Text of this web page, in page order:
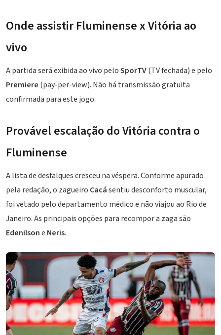
Onde assistir Fluminense x Vitória ao
vivo
A partida será exibida ao vivo peloSporTV(TV fechada) e pelo
Premiere (pay-per-view). Não há transmissão gratuita
confirmada para este jogo.
Provável escalação do Vitória contra o
Fluminense
A lista de desfalques cresceu na véspera. Conforme apurado
pela redação, o zagueiro Cacásentiu desconforto muscular,
foi vetado pelo departamento médico e não viajou ao Rio de
Janeiro. As principais opções para recompor a zaga são
Edenilsone Neris.